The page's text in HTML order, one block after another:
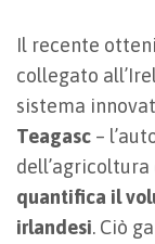
Il recente
collegato
sistema
Teagasc –
dell’agricoltura
quantifica il
irlandesi. Ciò